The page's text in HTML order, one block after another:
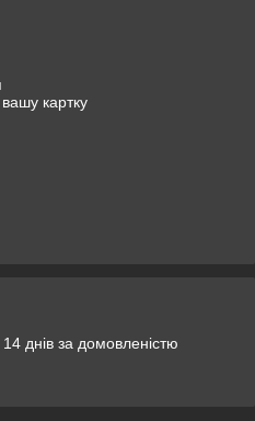
картку
днів за домовленістю